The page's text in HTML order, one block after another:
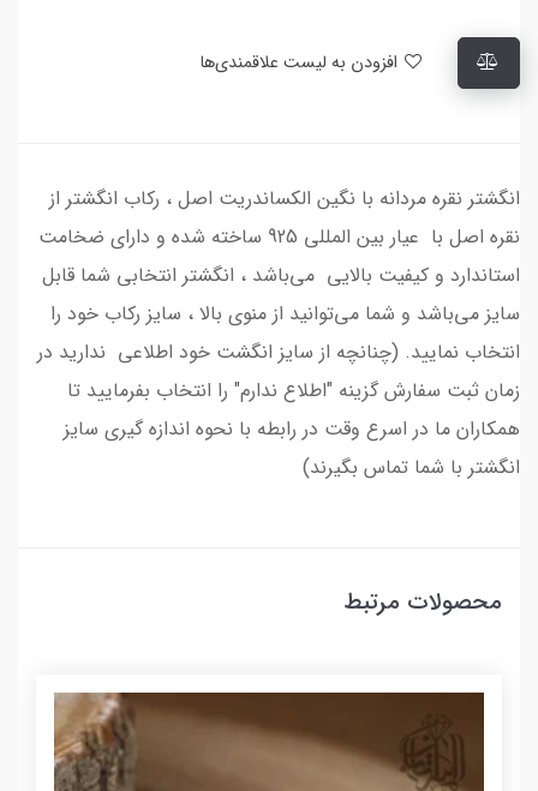
انگشتر نقره مردانه با نگین الکساندریت اصل ، رکاب انگشتر از
نقره اصل با عیار بین المللی 925 ساخته شده و دارای ضخامت
استاندارد و کیفیت بالایی می‌باشد ، انگشتر انتخابی شما قابل
سایز می‌باشد و شما می‌توانید از منوی بالا ، سایز رکاب خود را
انتخاب نمایید. (چنانچه از سایز انگشت خود اطلاعی ندارید در
زمان ثبت سفارش گزینه "اطلاع ندارم" را انتخاب بفرمایید تا
همکاران ما در اسرع وقت در رابطه با نحوه اندازه گیری سایز
انگشتر با شما تماس بگیرند)
محصولات مرتبط